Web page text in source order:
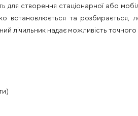
для створення стаціонарної або
встановлюється та розбирається,
лічильник надає можливість